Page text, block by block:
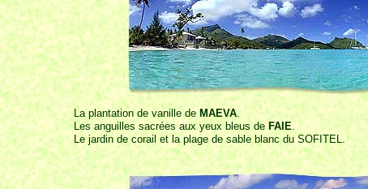
La plantation de vanille de MAEVA.
Les anguilles sacrées aux yeux bleus de FAIE.
Le jardin de corail et la plage de sable blanc du SOFITEL.